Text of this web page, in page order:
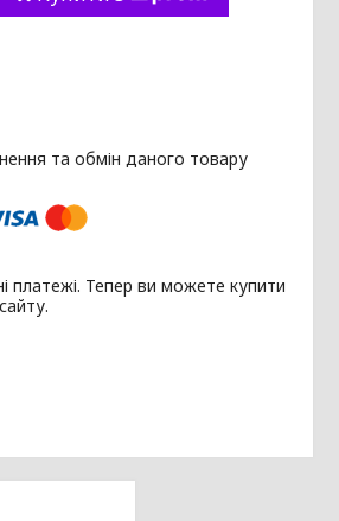
та обмін даного товару
платежі. Тепер ви можете купити